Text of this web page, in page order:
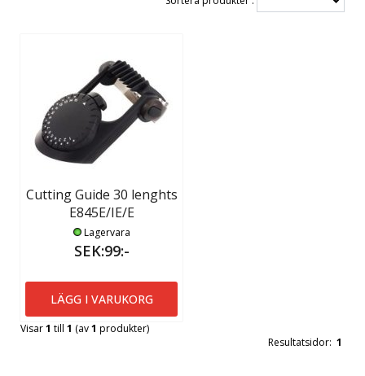
Cutting Guide 30 lenghts
E845E/IE/E
Lagervara
SEK:99:-
LÄGG I VARUKORG
Visar1 till 1 (av1 produkter)
Resultatsidor: 1